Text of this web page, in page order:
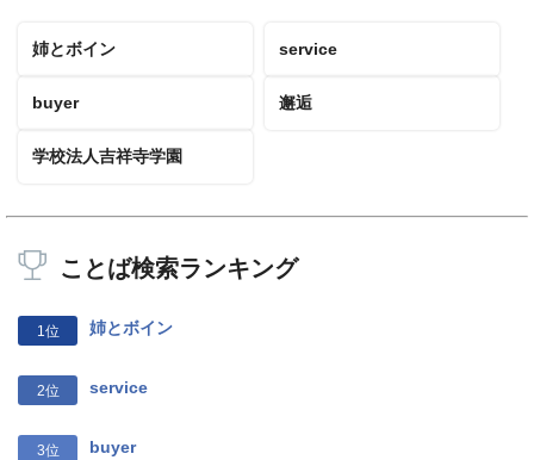
姉とボイン service
buyer 邂逅
学校法人吉祥寺学園
ことば検索ランキング
1位 姉とボイン
2位 service
3位 buyer